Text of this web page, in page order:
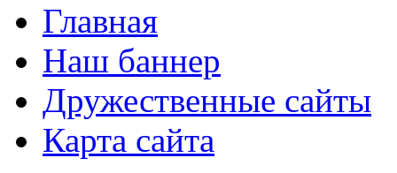
Главная
Наш баннер
Дружественные сайты
Карта сайта